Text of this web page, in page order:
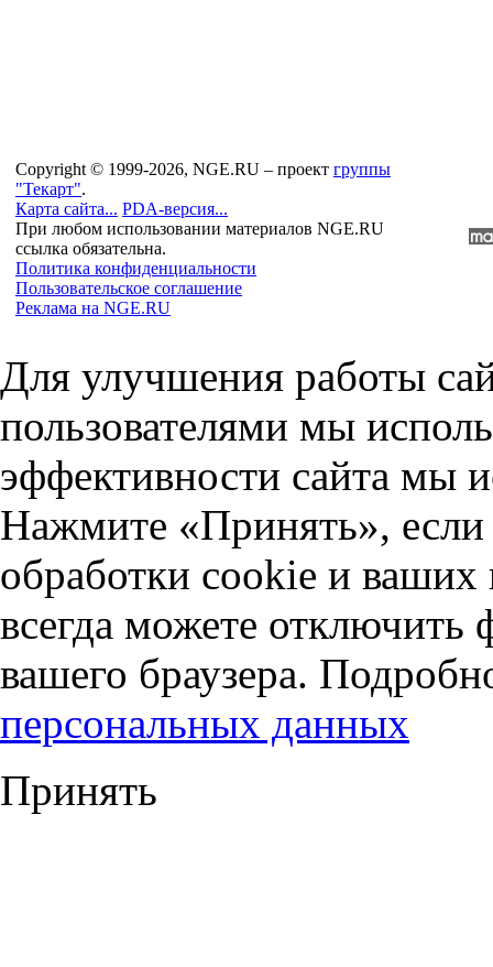
Copyright © 1999-2026, NGE.RU – проект группы
"Текарт".
Карта сайта... PDA-версия...
При любом использовании материалов NGE.RU
ссылка обязательна.
Политика конфиденциальности
Пользовательское соглашение
Реклама на NGE.RU
Для улучшения работы
пользователями мы
эффективности сайта мы
Нажмите «Принять», если
обработки cookie и
всегда можете отключить
вашего браузера.
персональных данных
Принять